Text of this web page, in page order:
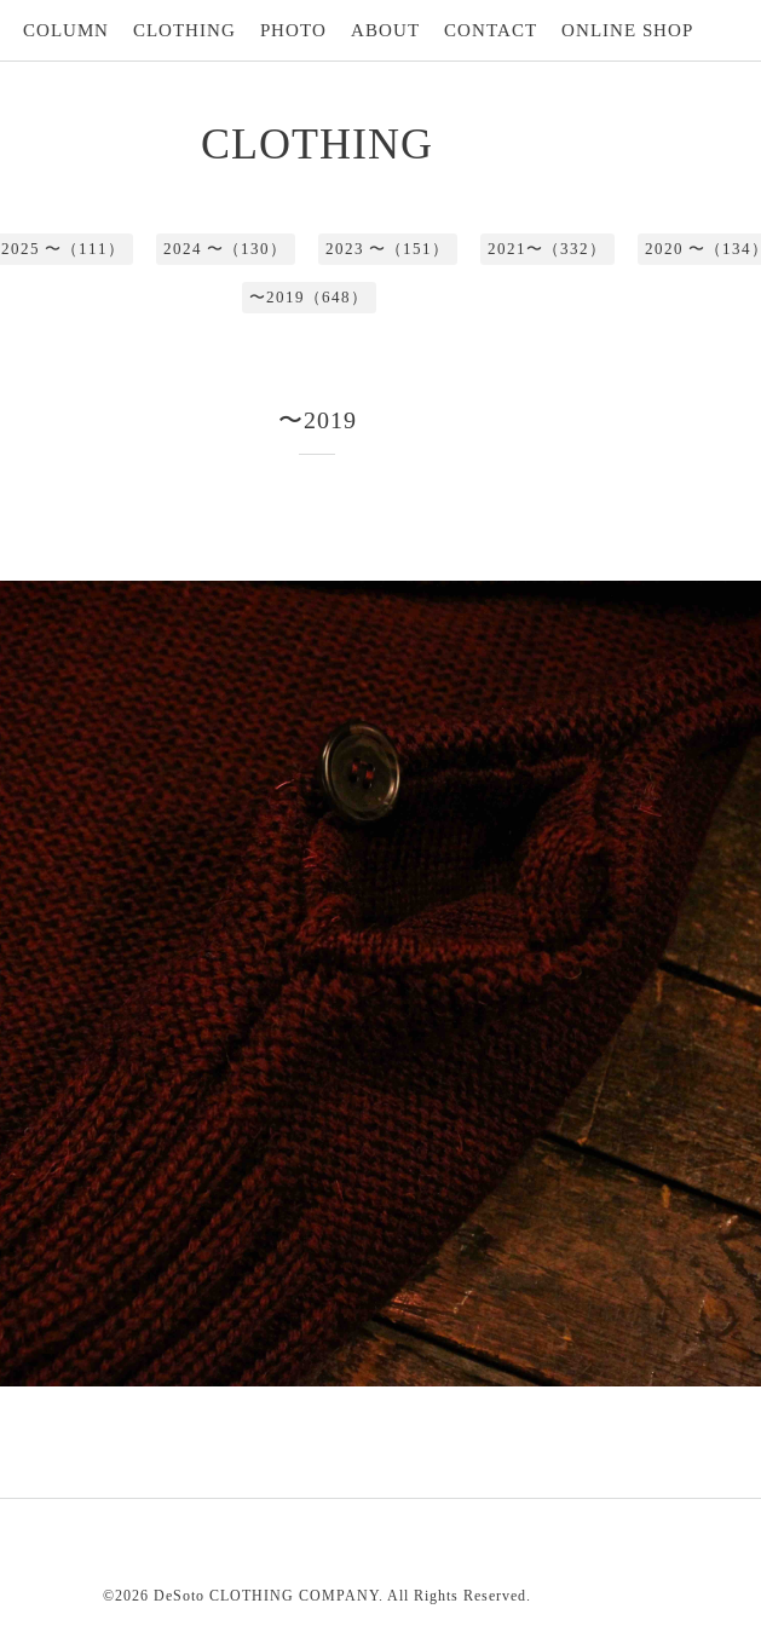
COLUMN CLOTHING PHOTO ABOUT CONTACT ONLINE SHOP
CLOTHING
2025 〜（111） 2024 〜（130） 2023 〜（151） 2021〜（332） 2020 〜（134）
〜2019（648）
〜2019
©2026 DeSoto CLOTHING COMPANY. All Rights Reserved.